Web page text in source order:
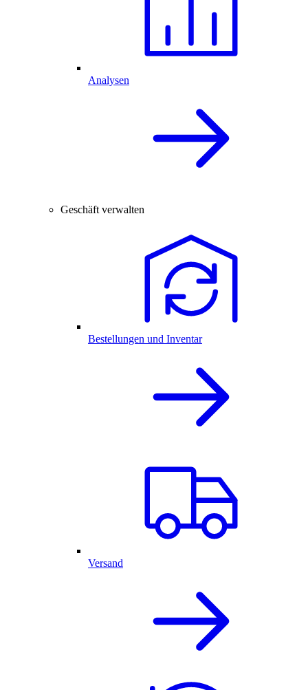
Analysen
Geschäft verwalten
Bestellungen und Inventar
Versand